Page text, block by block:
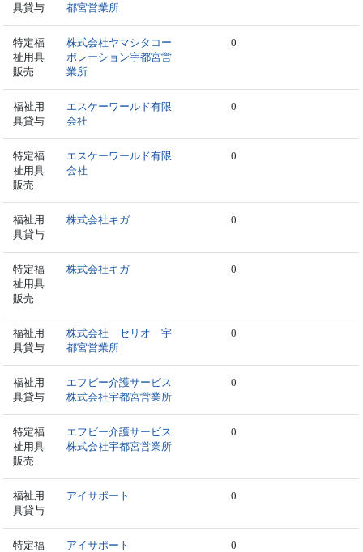
具貸与
都宮営業所
特定福
祉用具
販売
株式会社ヤマシタコー
ポレーション宇都宮営
業所
0
福祉用
具貸与
エスケーワールド有限
会社
0
特定福
祉用具
販売
エスケーワールド有限
会社
0
福祉用
具貸与
株式会社キガ 0
特定福
祉用具
販売
株式会社キガ 0
福祉用
具貸与
株式会社 セリオ 宇
都宮営業所
0
福祉用
具貸与
エフビー介護サービス
株式会社宇都宮営業所
0
特定福
祉用具
販売
エフビー介護サービス
株式会社宇都宮営業所
0
福祉用
具貸与
アイサポート 0
特定福
アイサポート 0